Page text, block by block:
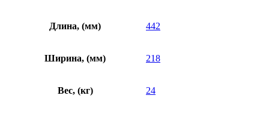
Длина, (мм) 442
Ширина, (мм) 218
Вес, (кг) 24